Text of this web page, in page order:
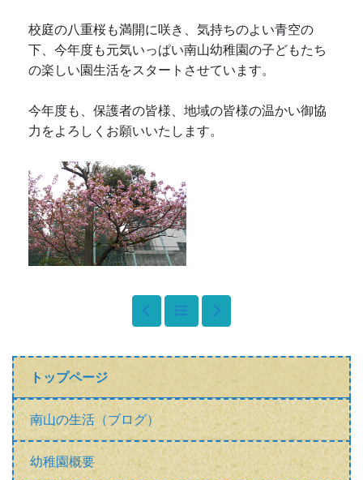
トップページ
南山の生活（ブログ）
幼稚園概要
校庭の八重桜も満開に咲き、気持ちのよい青空の
下、今年度も元気いっぱい南山幼稚園の子どもたち
の楽しい園生活をスタートさせています。
今年度も、保護者の皆様、地域の皆様の温かい御協
力をよろしくお願いいたします。